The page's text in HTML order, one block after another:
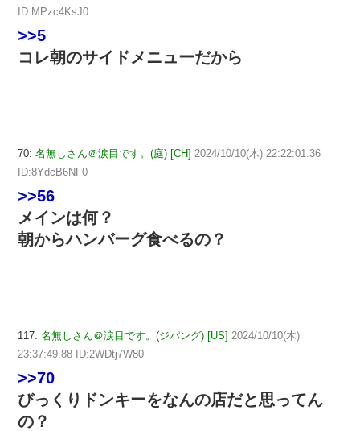
ID:MPzc4KsJ0
>>5
コレ朝のサイドメニューだから
70: 名無しさん＠涙目です。(庭) [CH] 2024/10/10(木) 22:22:01.36
ID:8YdcB6NF0
>>56
メインは何？
朝からハンバーグ食べるの？
117: 名無しさん＠涙目です。(ジパング) [US] 2024/10/10(木)
23:37:49.88 ID:2WDtj7W80
>>70
びっくりドンキーをなんの店だと思ってん
の？